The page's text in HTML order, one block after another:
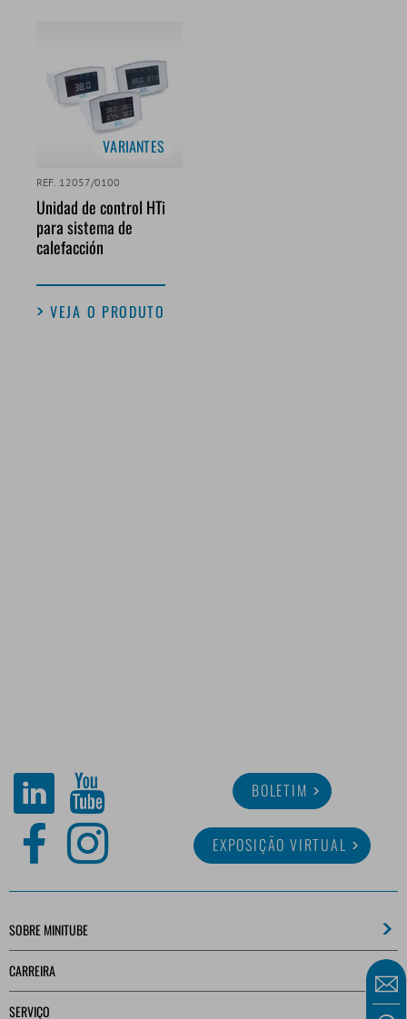
VARIANTES
REF. 12057/0100
Unidad de control HTi
para sistema de
calefacción
VEJA O PRODUTO
BOLETIM
EXPOSIÇÃO VIRTUAL
SOBRE MINITUBE
CARREIRA
SERVIÇO